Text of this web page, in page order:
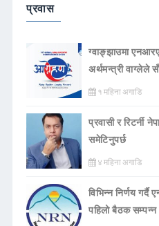
प्रवास
ग्वाङ्झाउमा
अर्थमन्त्री वाग्लेले
१ महिना अगाडि
प्रवासी र रिटर्नी
समेटिनुपर्छ
४ महिना अगाडि
विभिन्न निर्णय
पहिलो बैठक सम्पन्न